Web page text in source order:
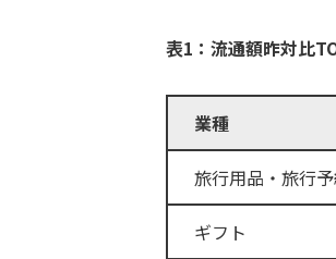
表1：流通額昨対比
業種
旅行用品・旅行
ギフト